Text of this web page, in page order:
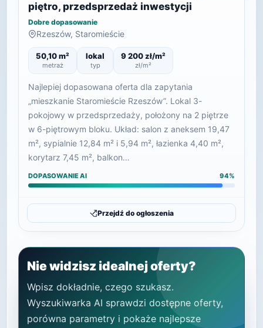
piętro, przedsprzedaż inwestycji
Dobre dopasowanie
Rzeszów, Staromieście
50,10 m²
metraż
lokal
typ
9 200 zł/m²
zł/m²
Najlepiej dopasowana oferta dla zapytania
„mieszkanie Staromieście Rzeszów”. Lokal 3-
pokojowy w przedsprzedaży, położony na 2 piętrze
w 6-piętrowym bloku. Układ: salon z aneksem 19,47
m², sypialnie 12,84 m² i 5,94 m², łazienka 4,40 m²,
korytarz 7,45 m², balkon…
DOPASOWANIE AI 94%
Przejdź do ogłoszenia
Nie widzisz idealnej oferty?
Wpisz dokładnie, czego szukasz.
Wyszukiwarka AI sprawdzi dostępne oferty,
porówna parametry i pokaże najlepsze